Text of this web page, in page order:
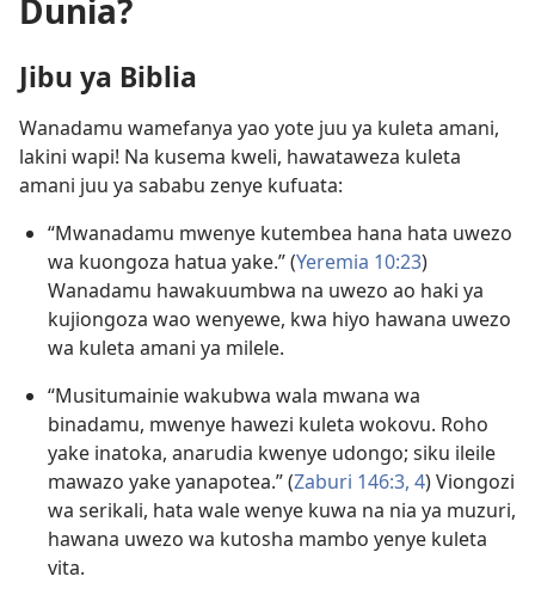
Dunia?
Jibu ya Biblia
Wanadamu wamefanya yao yote juu ya kuleta amani,
lakini wapi! Na kusema kweli, hawataweza kuleta
amani juu ya sababu zenye kufuata:
“Mwanadamu mwenye kutembea hana hata uwezo
wa kuongoza hatua yake.” (Yeremia 10:23)
Wanadamu hawakuumbwa na uwezo ao haki ya
kujiongoza wao wenyewe, kwa hiyo hawana uwezo
wa kuleta amani ya milele.
“Musitumainie wakubwa wala mwana wa
binadamu, mwenye hawezi kuleta wokovu. Roho
yake inatoka, anarudia kwenye udongo; siku ileile
mawazo yake yanapotea.” (Zaburi 146:3, 4) Viongozi
wa serikali, hata wale wenye kuwa na nia ya muzuri,
hawana uwezo wa kutosha mambo yenye kuleta
vita.